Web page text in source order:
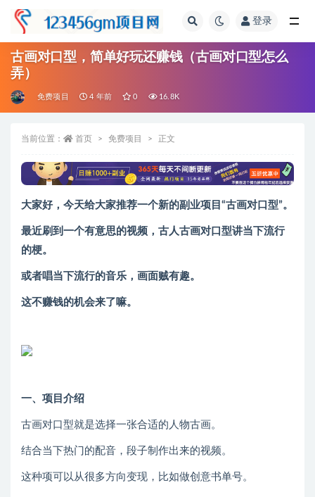
登录
古画对口型，简单好玩还赚钱（古画对口型怎么
弄）
免费项目 4 年前 0 16.8K
当前位置： 首页 免费项目 正文
大家好，今天给大家推荐一个新的副业项目“古画对口型”。
最近刷到一个有意思的视频，古人古画对口型讲当下流行
的梗。
或者唱当下流行的音乐，画面贼有趣。
这不赚钱的机会来了嘛。
一、项目介绍
古画对口型就是选择一张合适的人物古画。
结合当下热门的配音，段子制作出来的视频。
这种项可以从很多方向变现，比如做创意书单号。